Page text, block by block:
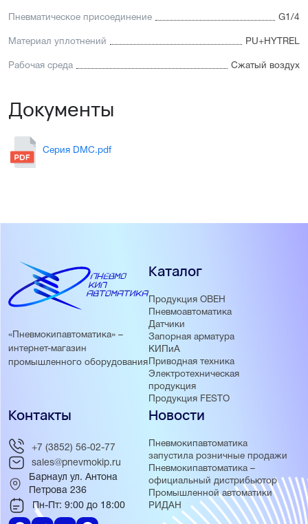
Пневматическое присоединение G1/4
Материал уплотнений PU+HYTREL
Рабочая среда Сжатый воздух
Документы
Серия DMC.pdf
«Пневмокипавтоматика» –
интернет-магазин
промышленного оборудования
Каталог
Продукция ОВЕН
Пневмоавтоматика
Датчики
Запорная арматура
КИПиА
Приводная техника
Электротехническая
продукция
Продукция FESTO
Новости
Пневмокипавтоматика
запустила розничные продажи
Пневмокипавтоматика –
официальный дистрибьютор
Промышленной автоматики
РИДАН
Контакты
+7 (3852) 56-02-77
sales@pnevmokip.ru
Барнаул ул. Антона
Петрова 236
Пн-Пт: 9:00 до 18:00